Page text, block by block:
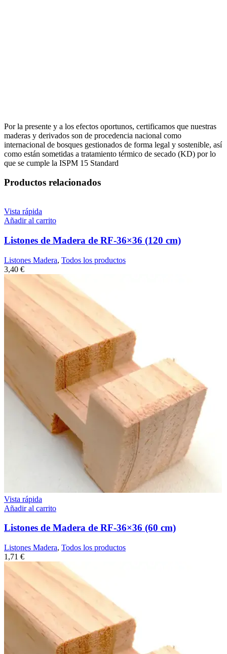
Por la presente y a los efectos oportunos, certificamos que nuestras
maderas y derivados son de procedencia nacional como
internacional de bosques gestionados de forma legal y sostenible, así
como están sometidas a tratamiento térmico de secado (KD) por lo
que se cumple la ISPM 15 Standard
Productos relacionados
Vista rápida
Añadir al carrito
Listones de Madera de RF-36×36 (120 cm)
Listones Madera, Todos los productos
3,40 €
Vista rápida
Añadir al carrito
Listones de Madera de RF-36×36 (60 cm)
Listones Madera, Todos los productos
1,71 €